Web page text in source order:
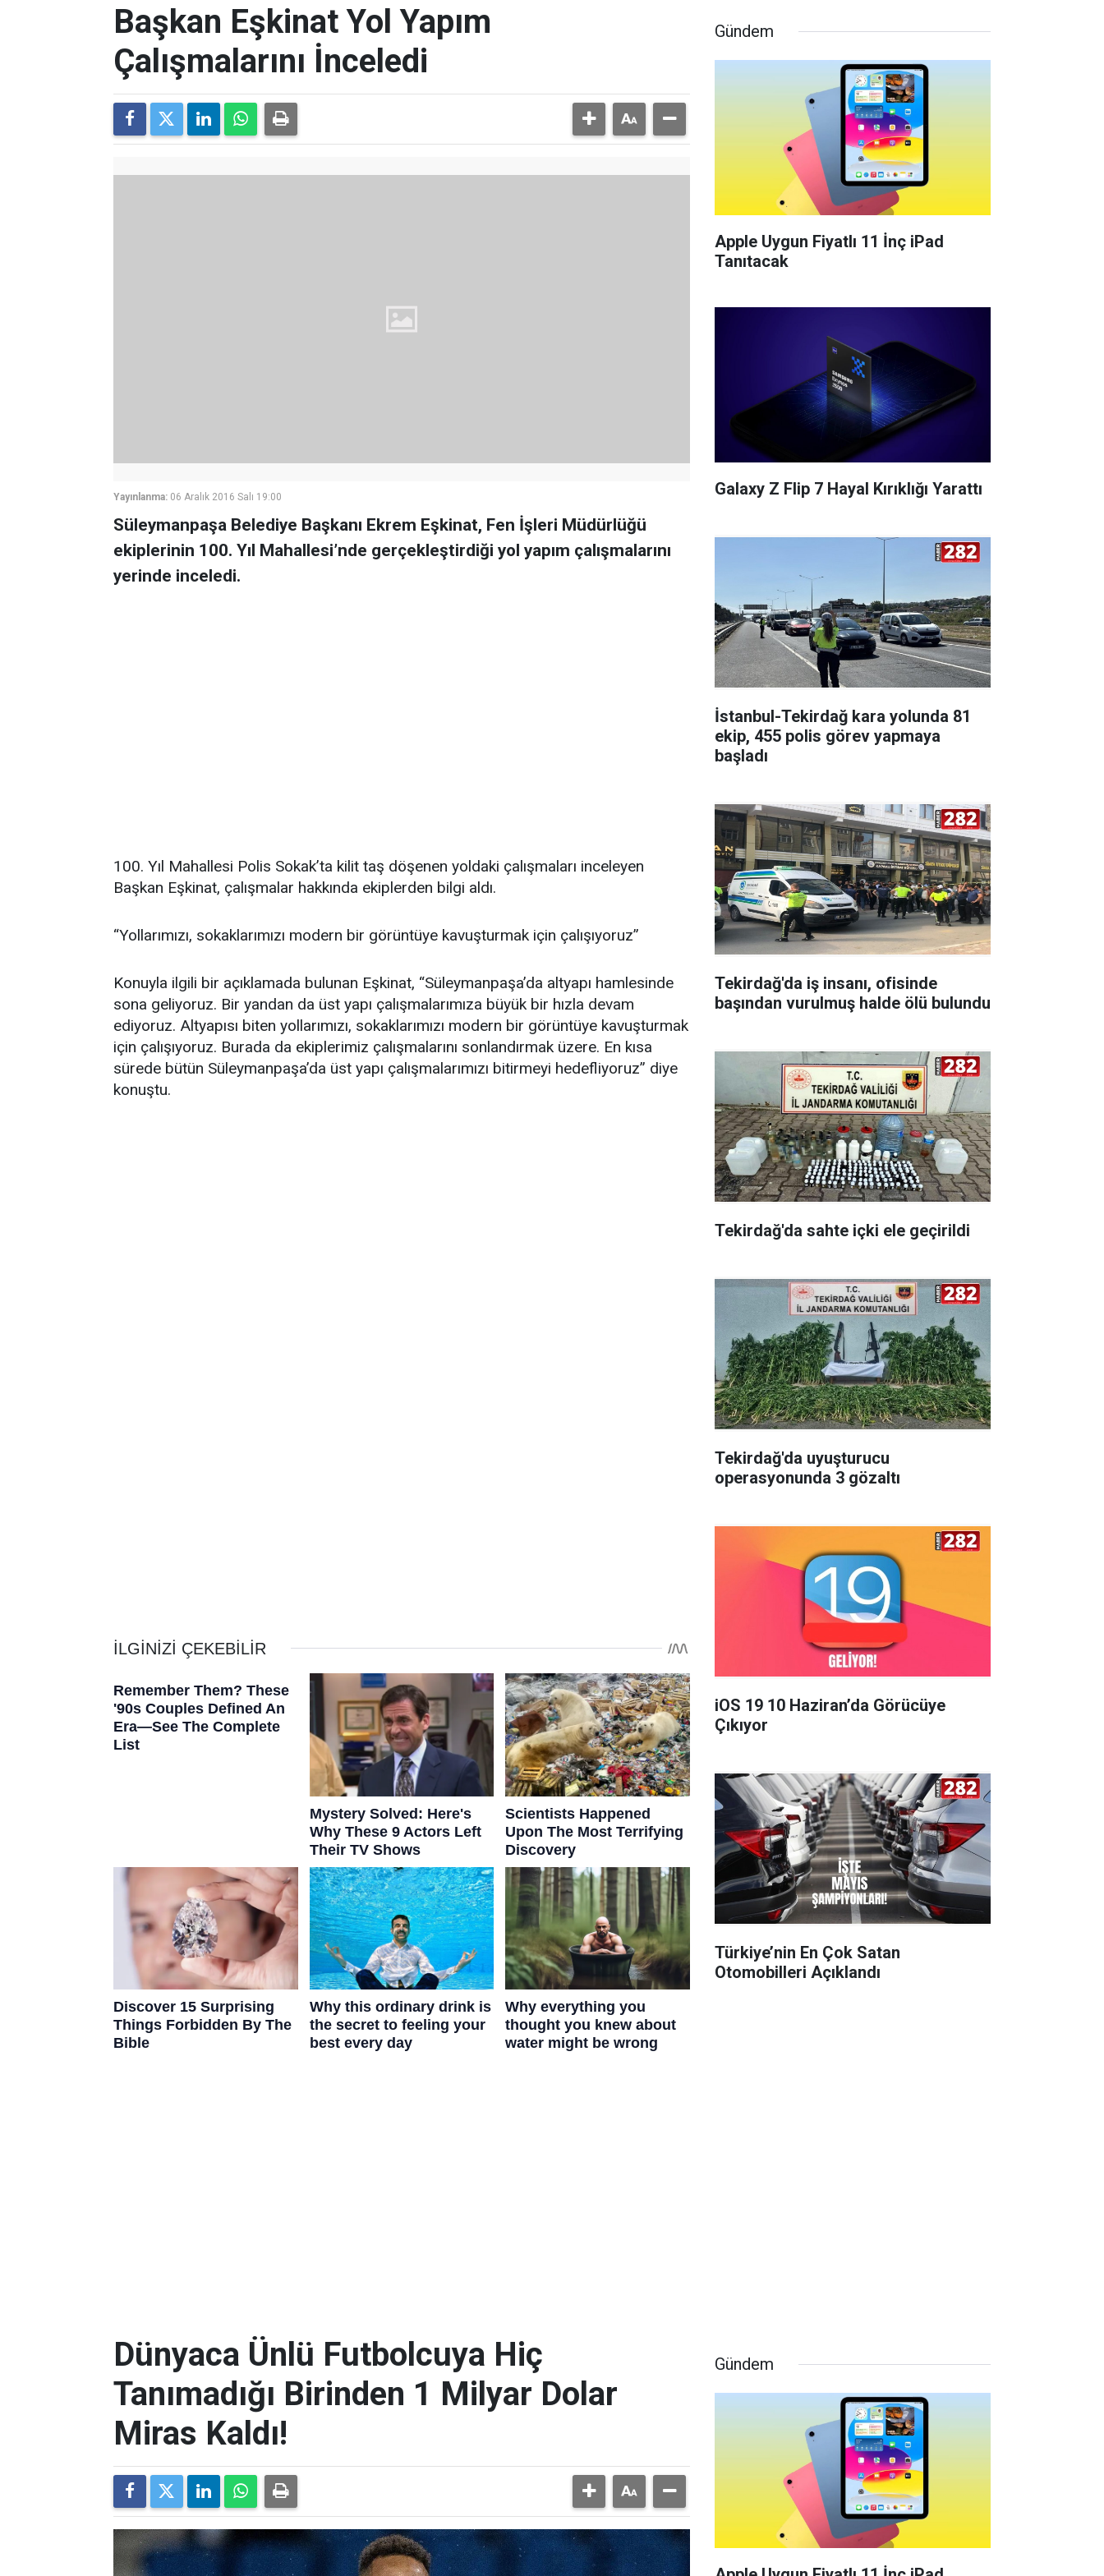
Başkan Eşkinat Yol Yapım
Çalışmalarını İnceledi
Yayınlanma: 06 Aralık 2016 Salı 19:00
Süleymanpaşa Belediye Başkanı Ekrem Eşkinat, Fen İşleri Müdürlüğü
ekiplerinin 100. Yıl Mahallesi’nde gerçekleştirdiği yol yapım çalışmalarını
yerinde inceledi.
100. Yıl Mahallesi Polis Sokak’ta kilit taş döşenen yoldaki çalışmaları inceleyen
Başkan Eşkinat, çalışmalar hakkında ekiplerden bilgi aldı.
“Yollarımızı, sokaklarımızı modern bir görüntüye kavuşturmak için çalışıyoruz”
Konuyla ilgili bir açıklamada bulunan Eşkinat, “Süleymanpaşa’da altyapı hamlesinde
sona geliyoruz. Bir yandan da üst yapı çalışmalarımıza büyük bir hızla devam
ediyoruz. Altyapısı biten yollarımızı, sokaklarımızı modern bir görüntüye kavuşturmak
için çalışıyoruz. Burada da ekiplerimiz çalışmalarını sonlandırmak üzere. En kısa
sürede bütün Süleymanpaşa’da üst yapı çalışmalarımızı bitirmeyi hedefliyoruz” diye
konuştu.
Gündem
Apple Uygun Fiyatlı 11 İnç iPad
Tanıtacak
Galaxy Z Flip 7 Hayal Kırıklığı Yarattı
İstanbul-Tekirdağ kara yolunda 81
ekip, 455 polis görev yapmaya
başladı
Tekirdağ'da iş insanı, ofisinde
başından vurulmuş halde ölü bulundu
Tekirdağ'da sahte içki ele geçirildi
Tekirdağ'da uyuşturucu
operasyonunda 3 gözaltı
iOS 19 10 Haziran’da Görücüye
Çıkıyor
Türkiye’nin En Çok Satan
Otomobilleri Açıklandı
Dünyaca Ünlü Futbolcuya Hiç
Tanımadığı Birinden 1 Milyar Dolar
Miras Kaldı!
Gündem